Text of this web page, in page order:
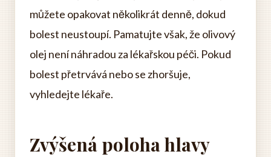
můžete opakovat několikrát denně, dokud
bolest neustoupí. Pamatujte však, že olivový
olej není náhradou za lékařskou péči. Pokud
bolest přetrvává nebo se zhoršuje,
vyhledejte lékaře.
Zvýšená poloha hlavy